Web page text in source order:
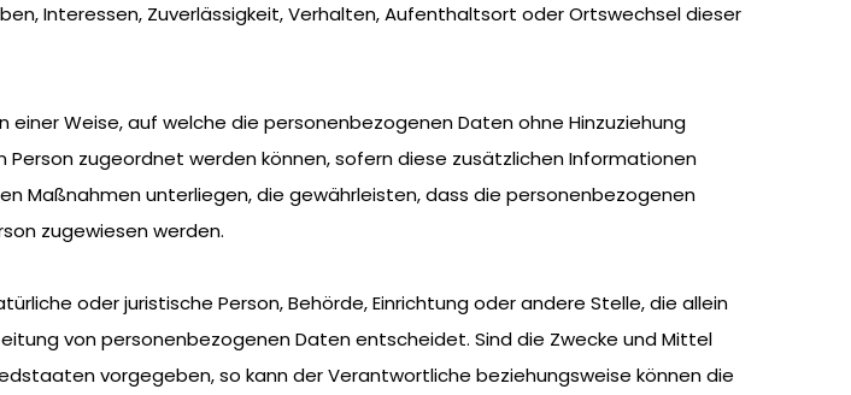
Interessen, Zuverlässigkeit, Verhalten, Aufenthaltsort oder Ortswechsel dieser
Weise, auf welche die personenbezogenen Daten ohne Hinzuziehung
zugeordnet werden können, sofern diese zusätzlichen Informationen
Maßnahmen unterliegen, die gewährleisten, dass die personenbezogenen
zugewiesen werden.
oder juristische Person, Behörde, Einrichtung oder andere Stelle, die allein
von personenbezogenen Daten entscheidet. Sind die Zwecke und Mittel
vorgegeben, so kann der Verantwortliche beziehungsweise können die